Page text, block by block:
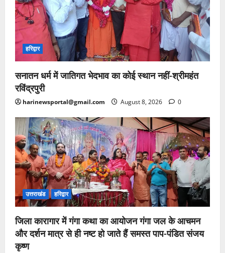
हरिद्वार
सनातन धर्म में जातिगत भेदभाव का कोई स्थान नहीं-श्रीमहंत
रविंद्रपुरी
harinewsportal@gmail.com August 8, 2026 0
उत्तराखंड हरिद्वार
जिला कारागार में गंगा कथा का आयोजन गंगा जल के आचमन
और दर्शन मात्र से ही नष्ट हो जाते हैं समस्त पाप-पंडित संजय
कृष्ण